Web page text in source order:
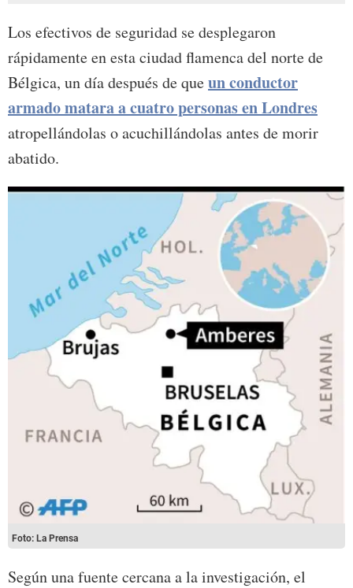
Los efectivos de seguridad se desplegaron
rápidamente en esta ciudad flamenca del norte de
Bélgica, un día después de queun conductor
armado matara a cuatro personas en Londres
atropellándolas o acuchillándolas antes de morir
abatido.
Foto: La Prensa
Según una fuente cercana a la investigación, el